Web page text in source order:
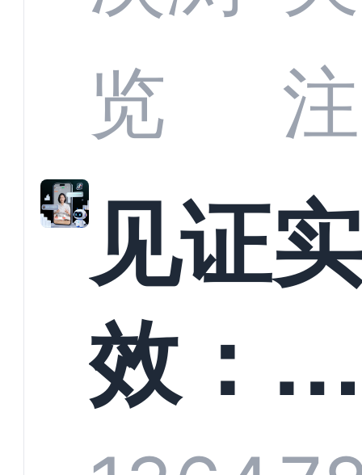
商深度
解析：
螳螂科
技何以
览
注
见证实
效：螳